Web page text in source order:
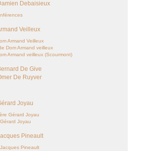
Debaisieux
Veilleux
Armand Veilleux
Dom Armand veilleux
Armand veilleux (Scourmont)
De Give
De Ruyver
Joyau
Gérard Joyau
Joyau
Pineault
Pineault